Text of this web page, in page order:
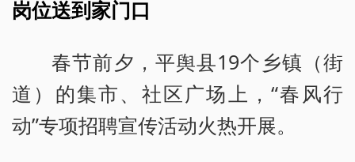
岗位送到家门口
春节前夕，平舆县19个乡镇（街
道）的集市、社区广场上，“春风行
动”专项招聘宣传活动火热开展。